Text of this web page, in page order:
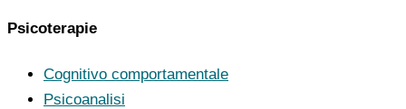
Psicoterapie
Cognitivo comportamentale
Psicoanalisi